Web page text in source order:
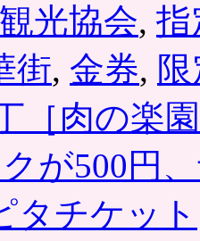
光協会, 指
街, 金券,
［肉の楽
が500円
タチケット